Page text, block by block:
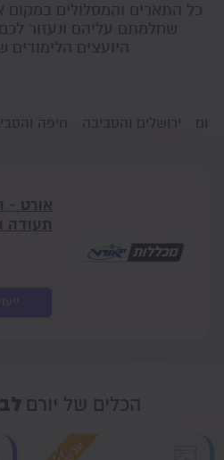
כל התארים והמסלולים במקום
שחלמתם עליהם ונעזור
היועצים הלימודים
חיפה ירושלים והסביבה
אורט -
תעודה
הכלים של יורם